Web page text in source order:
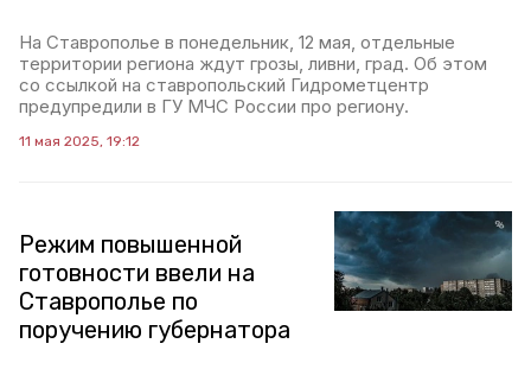
На Ставрополье в понедельник, 12 мая, отдельные
территории региона ждут грозы, ливни, град. Об этом
со ссылкой на ставропольский Гидрометцентр
предупредили в ГУ МЧС России про региону.
11 мая 2025, 19:12
Режим повышенной
готовности ввели на
Ставрополье по
поручению губернатора